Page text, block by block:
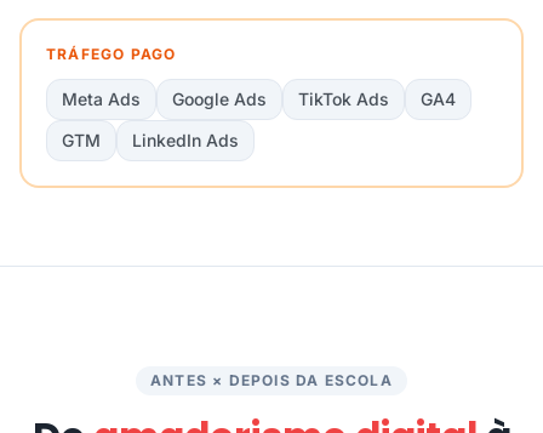
TRÁFEGO PAGO
Meta Ads Google Ads TikTok Ads
GA4
GTM
LinkedIn Ads
ANTES × DEPOIS DA ESCOLA